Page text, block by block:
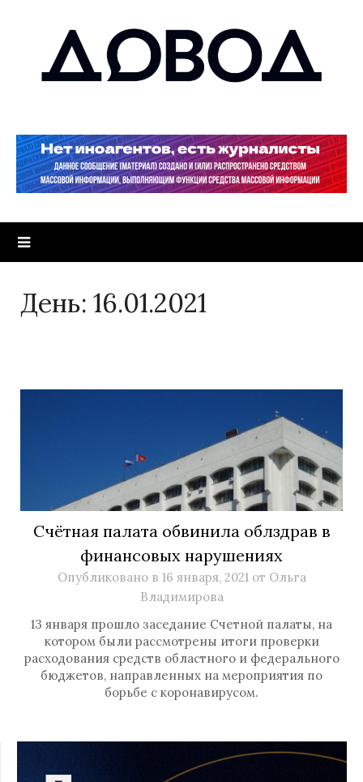
День: 16.01.2021
Счётная палата обвинила облздрав в
финансовых нарушениях
Опубликовано в 16 января, 2021 от Ольга
Владимирова
13 января прошло заседание Счетной палаты, на
котором были рассмотрены итоги проверки
расходования средств областного и федерального
бюджетов, направленных на мероприятия по
борьбе с коронавирусом.